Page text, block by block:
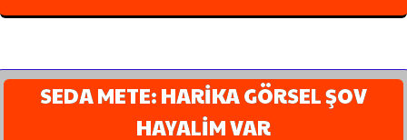
SEDA METE: HARİKA GÖRSEL ŞOV
HAYALİM VAR